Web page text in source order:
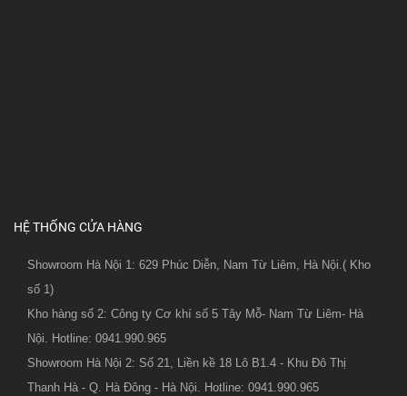
HỆ THỐNG CỬA HÀNG
Showroom Hà Nội 1: 629 Phúc Diễn, Nam Từ Liêm, Hà Nội.( Kho
số 1)
Kho hàng số 2: Công ty Cơ khí số 5 Tây Mỗ- Nam Từ Liêm- Hà
Nội. Hotline: 0941.990.965
Showroom Hà Nội 2: Số 21, Liền kề 18 Lô B1.4 - Khu Đô Thị
Thanh Hà - Q. Hà Đông - Hà Nội. Hotline: 0941.990.965